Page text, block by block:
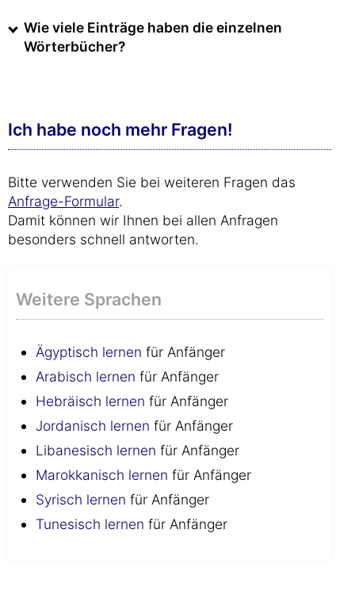
Wie viele Einträge haben die einzelnen
Wörterbücher?
Ich habe noch mehr Fragen!
Bitte verwenden Sie bei weiteren Fragen das
Anfrage-Formular.
Damit können wir Ihnen bei allen Anfragen
besonders schnell antworten.
Weitere Sprachen
Ägyptisch lernen für Anfänger
Arabisch lernen für Anfänger
Hebräisch lernen für Anfänger
Jordanisch lernen für Anfänger
Libanesisch lernen für Anfänger
Marokkanisch lernen für Anfänger
Syrisch lernen für Anfänger
Tunesisch lernen für Anfänger